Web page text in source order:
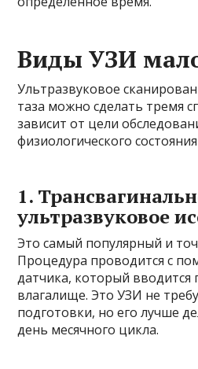
Виды УЗИ
Ультразвуковое
таза можно сделать тремя
зависит от цели
физиологического
1.
ультразвуковое
Это самый популярный и
Процедура проводится с
датчика, который вводится
влагалище. Это УЗИ не
подготовки, но его лучше
день месячного цикла.